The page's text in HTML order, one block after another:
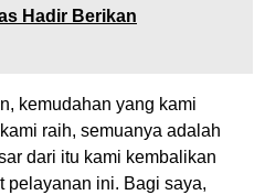
Hadir Berikan
kemudahan yang kami
raih, semuanya adalah
dari itu kami kembalikan
pelayanan ini. Bagi saya,